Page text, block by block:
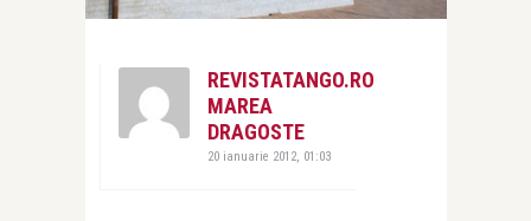
REVISTATANGO.RO
MAREA
DRAGOSTE
20 ianuarie 2012, 01:03